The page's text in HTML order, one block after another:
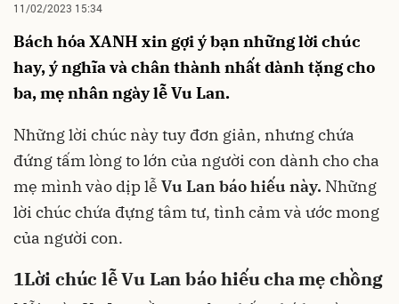
11/02/2023 15:34
Bách hóa XANH xin gợi ý bạn những lời chúc
hay, ý nghĩa và chân thành nhất dành tặng cho
ba, mẹ nhân ngày lễ Vu Lan.
Những lời chúc này tuy đơn giản, nhưng chứa
đứng tấm lòng to lớn của người con dành cho cha
mẹ mình vào dịp lễ Vu Lan báo hiếu này. Những
lời chúc chứa đựng tâm tư, tình cảm và ước mong
của người con.
1Lời chúc lễ Vu Lan báo hiếu cha mẹ chồng